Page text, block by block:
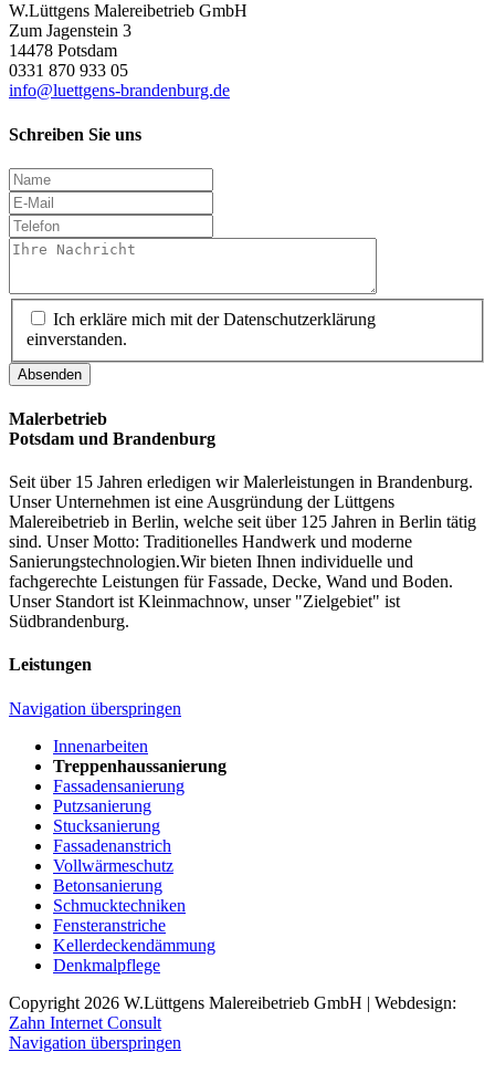
W.Lüttgens Malereibetrieb GmbH
Zum Jagenstein 3
14478 Potsdam
0331 870 933 05
info@luettgens-brandenburg.de
Schreiben Sie uns
Ich erkläre mich mit der Datenschutzerklärung
einverstanden.
Absenden
Malerbetrieb
Potsdam und Brandenburg
Seit über 15 Jahren erledigen wir Malerleistungen in Brandenburg.
Unser Unternehmen ist eine Ausgründung der Lüttgens
Malereibetrieb in Berlin, welche seit über 125 Jahren in Berlin tätig
sind. Unser Motto: Traditionelles Handwerk und moderne
Sanierungstechnologien.Wir bieten Ihnen individuelle und
fachgerechte Leistungen für Fassade, Decke, Wand und Boden.
Unser Standort ist Kleinmachnow, unser "Zielgebiet" ist
Südbrandenburg.
Leistungen
Navigation überspringen
Innenarbeiten
Treppenhaussanierung
Fassadensanierung
Putzsanierung
Stucksanierung
Fassadenanstrich
Vollwärmeschutz
Betonsanierung
Schmucktechniken
Fensteranstriche
Kellerdeckendämmung
Denkmalpflege
Copyright 2026 W.Lüttgens Malereibetrieb GmbH | Webdesign:
Zahn Internet Consult
Navigation überspringen